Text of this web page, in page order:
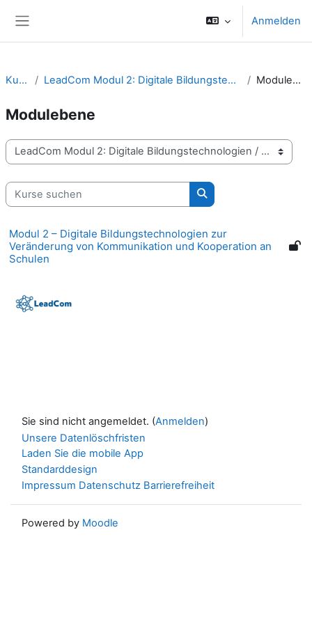
Anmelden
Kurse LeadCom Modul 2: Digitale Bildungstechnologien Modulebene
Modulebene
Kursbereiche
Kurse suchen
Kurse suchen
Modul 2 – Digitale Bildungstechnologien zur
Veränderung von Kommunikation und Kooperation an
Schulen
Sie sind nicht angemeldet. (Anmelden)
Unsere Datenlöschfristen
Laden Sie die mobile App
Standarddesign
Impressum Datenschutz Barrierefreiheit
Powered by Moodle